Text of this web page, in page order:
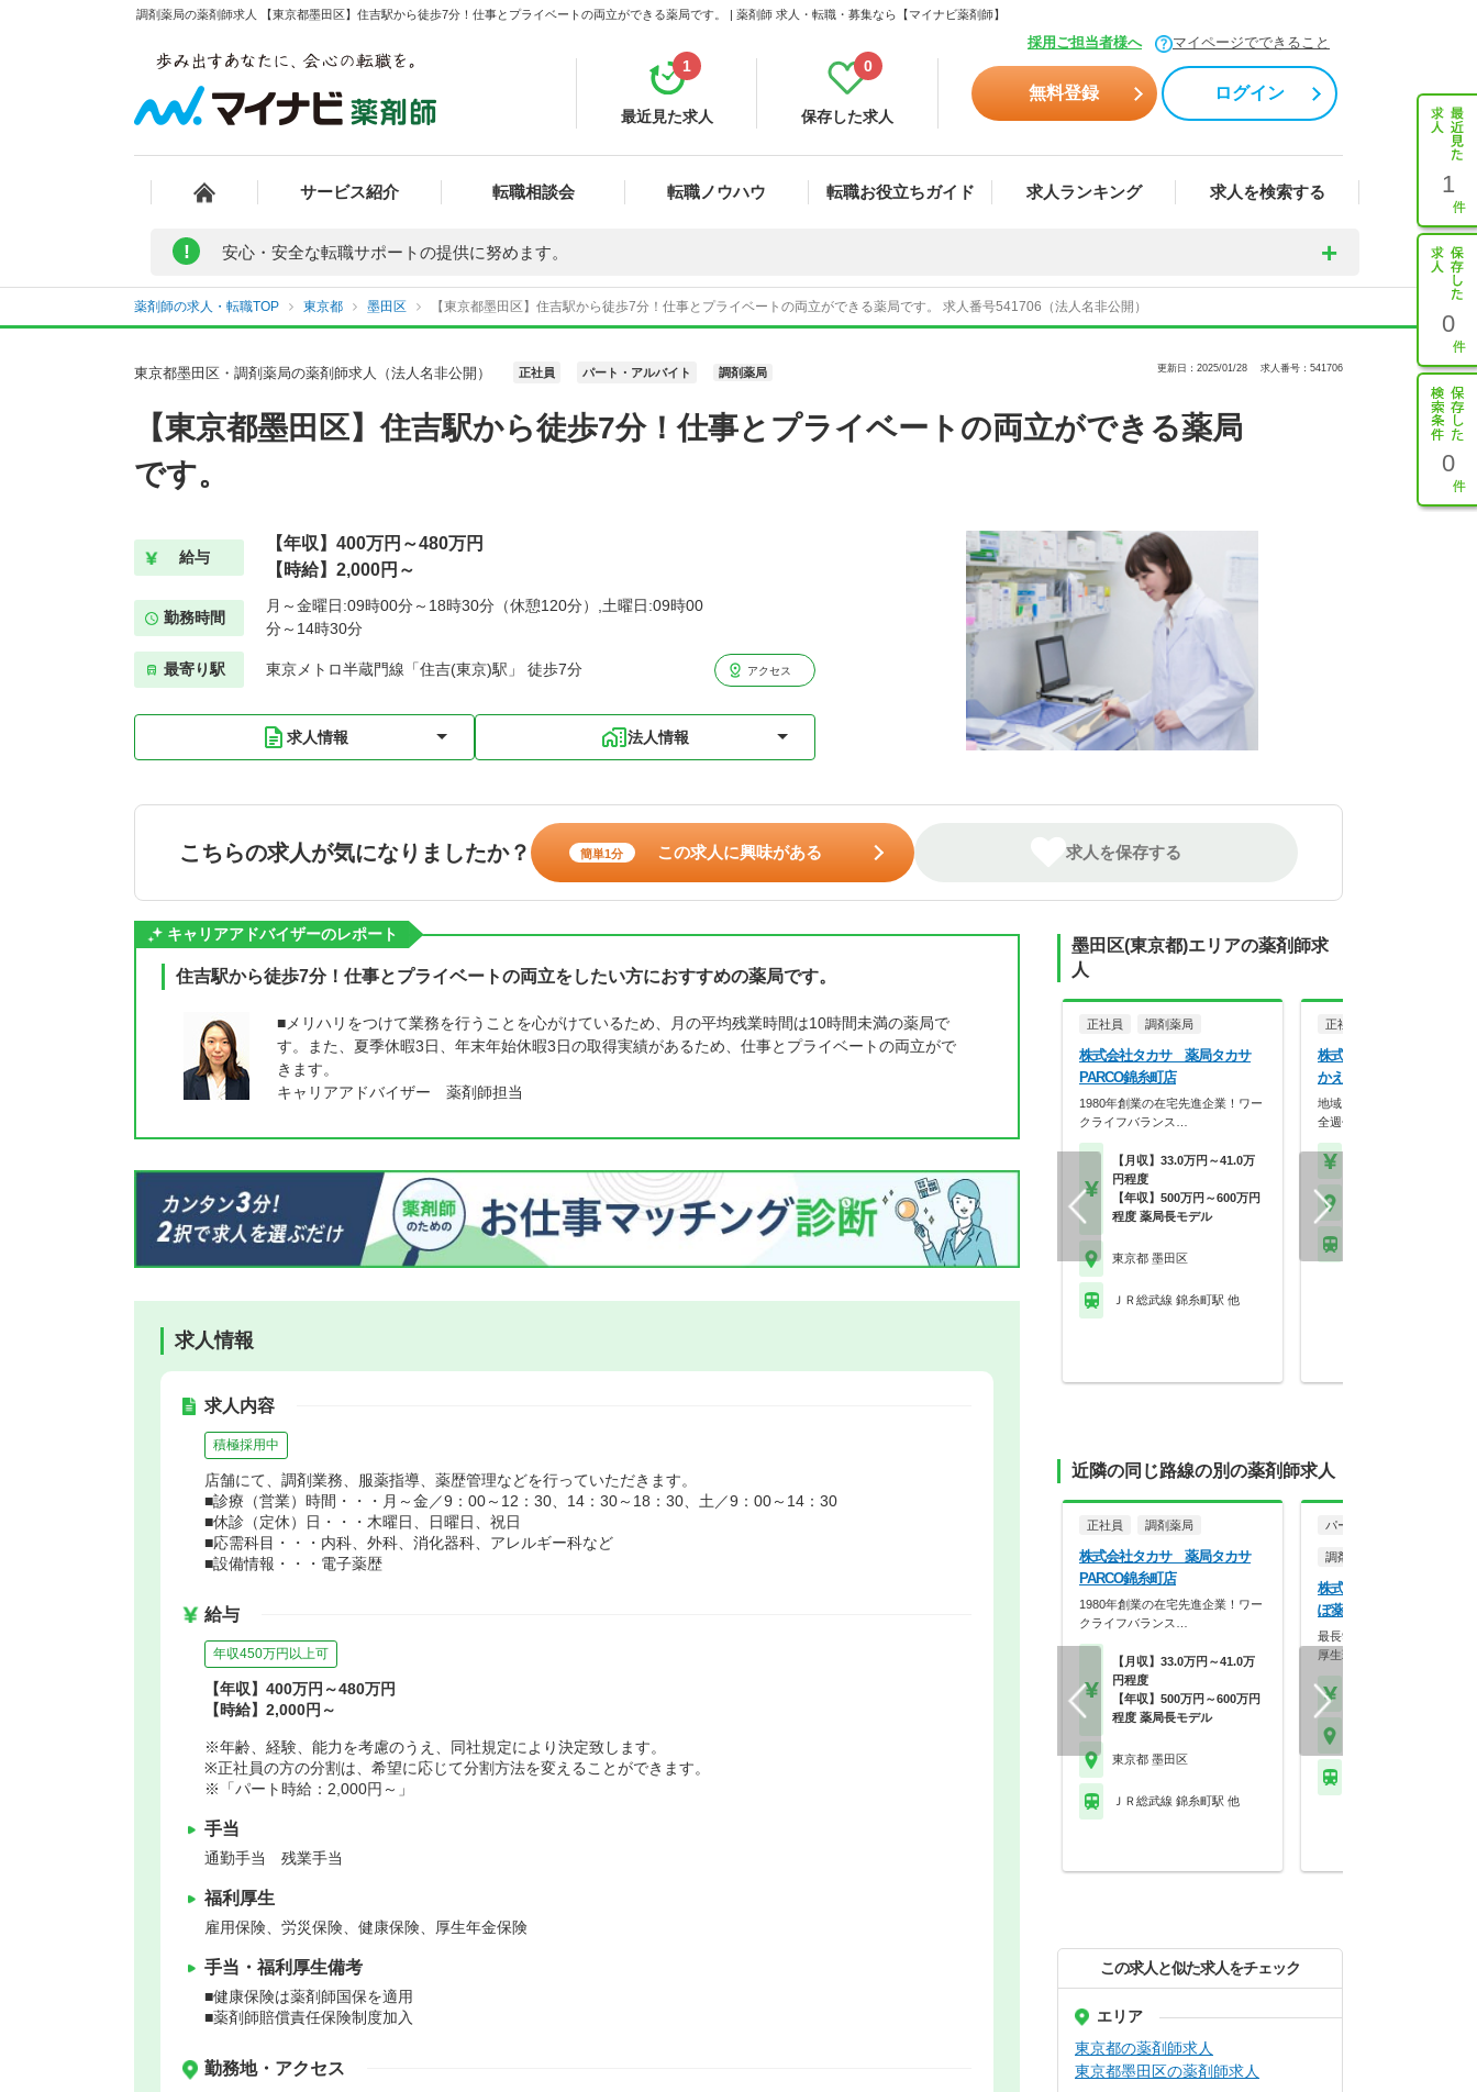
調剤薬局の薬剤師求人 【東京都墨田区】住吉駅から徒歩7分！仕事とプライベートの両立ができる薬局です。 | 薬剤師 求人・転職・募集なら【マイナビ薬剤師】
採用ご担当者様へ マイページでできること
最近見た求人
1
保存した求人
0
無料登録 ログイン
サービス紹介 転職相談会 転職ノウハウ 転職お役立ちガイド 求人ランキング 求人を検索する 1
0
0
! 安心・安全な転職サポートの提供に努めます。
薬剤師の求人・転職TOP 東京都 墨田区 【東京都墨田区】住吉駅から徒歩7分！仕事とプライベートの両立ができる薬局です。 求人番号541706（法人名非公開）
東京都墨田区・調剤薬局の薬剤師求人（法人名非公開） 正社員 パート・アルバイト 調剤薬局 更新日：2025/01/28 求人番号：541706
【東京都墨田区】住吉駅から徒歩7分！仕事とプライベートの両立ができる薬局
です。
給与
【年収】400万円～480万円
【時給】2,000円～
勤務時間
月～金曜日:09時00分～18時30分（休憩120分）,土曜日:09時00
分～14時30分
最寄り駅 東京メトロ半蔵門線「住吉(東京)駅」 徒歩7分 アクセス
求人情報 法人情報
こちらの求人が気になりましたか？ 簡単1分 この求人に興味がある 求人を保存する
キャリアアドバイザーのレポート
住吉駅から徒歩7分！仕事とプライベートの両立をしたい方におすすめの薬局です。
■メリハリをつけて業務を行うことを心がけているため、月の平均残業時間は10時間未満の薬局で
す。また、夏季休暇3日、年末年始休暇3日の取得実績があるため、仕事とプライベートの両立がで
きます。
キャリアアドバイザー 薬剤師担当
求人情報
求人内容
積極採用中
店舗にて、調剤業務、服薬指導、薬歴管理などを行っていただきます。
■診療（営業）時間・・・月～金／9：00～12：30、14：30～18：30、土／9：00～14：30
■休診（定休）日・・・木曜日、日曜日、祝日
■応需科目・・・内科、外科、消化器科、アレルギー科など
■設備情報・・・電子薬歴
給与
年収450万円以上可
【年収】400万円～480万円
【時給】2,000円～
※年齢、経験、能力を考慮のうえ、同社規定により決定致します。
※正社員の方の分割は、希望に応じて分割方法を変えることができます。
※「パート時給：2,000円～」
手当
通勤手当 残業手当
福利厚生
雇用保険、労災保険、健康保険、厚生年金保険
手当・福利厚生備考
■健康保険は薬剤師国保を適用
■薬剤師賠償責任保険制度加入
勤務地・アクセス
墨田区(東京都)エリアの薬剤師求
人
正社員 調剤薬局
株式会社タカサ 薬局タカサ
PARCO錦糸町店
1980年創業の在宅先進企業！ワー
クライフバランス…
【月収】33.0万円～41.0万
円程度
【年収】500万円～600万円
程度 薬局長モデル
東京都 墨田区
ＪＲ総武線 錦糸町駅 他
正社員
株式会社カラーファーマ
かえで薬局 八広店
地域に根付いた調剤薬局です
全週休二日制で働きや…
近隣の同じ路線の別の薬剤師求人
正社員 調剤薬局
株式会社タカサ 薬局タカサ
PARCO錦糸町店
1980年創業の在宅先進企業！ワー
クライフバランス…
【月収】33.0万円～41.0万
円程度
【年収】500万円～600万円
程度 薬局長モデル
東京都 墨田区
ＪＲ総武線 錦糸町駅 他
パート・アルバイト
調剤薬局
株式会社フォルテシモ
ぽ薬局 錦糸町店
最長9連休取得可能！充実の
厚生環境が整っており…
この求人と似た求人をチェック
エリア
東京都の薬剤師求人
東京都墨田区の薬剤師求人